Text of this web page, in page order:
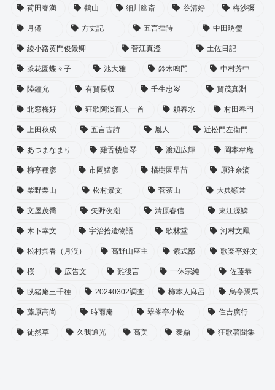
荷田春満 鶴山 細川幽斎 谷清好 梅沙彌
月僊 方丈記 五言律詩 中田琇瑩
綾小路黄門俊景卿 菅江真澄 土佐日記
茶花園蝶々子 池大雅 鈴木鳴門 中村芳中
陸鐘允 有賀長収 壬生忠岑 賀茂真淵
北窓梅好 狂歌阿淡百人一首 頼春水 村田春門
上田秋成 五言古詩 胤人 近松門左衛門
あつまなまり 雞舌楼唐琴 渡辺広輝 岡本韋庵
柳亭種彦 市岡猛彦 橘樹園早苗 原注余滴
柴野栗山 松村景文 菅茶山 大典顕常
文屋茂喬 矢野夜潮 清原春信 東江源鱗
木下幸文 宇治拾遺物語 歌林堂 河村文鳳
松村呉春（月渓） 高野山座主 紫式部 歌楽亭好文
桜 広告文 難後言 一休宗純 佐藤恭
臥猪庵三千種 20240302調査 柿本人麻呂 烏亭焉馬
藤原高尚 時雨庵 翠峯亭小松 住吉廣行
徒然草 久我通光 高美 泰鼎 狂歌著聞集